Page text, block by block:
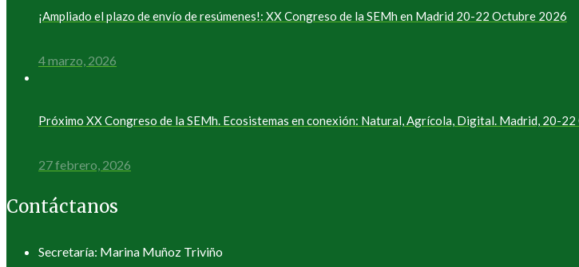
¡Ampliado el plazo de envío de resúmenes!: XX Congreso de la SEMh en Madrid 20-22 Octubre 2026
4 marzo, 2026
Próximo XX Congreso de la SEMh. Ecosistemas en conexión: Natural, Agrícola, Digital. Madrid, 20-
27 febrero, 2026
Contáctanos
Secretaría: Marina Muñoz Triviño